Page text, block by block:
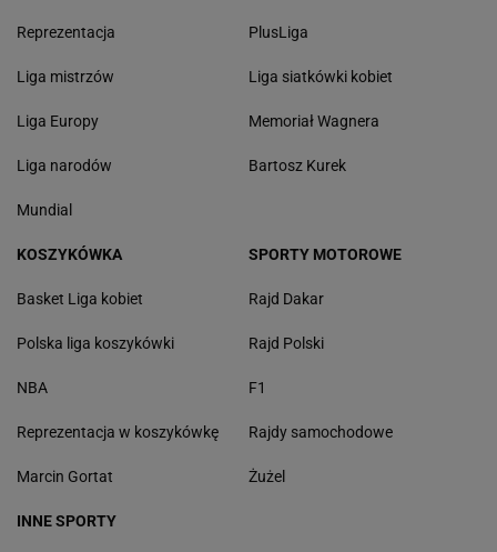
Reprezentacja
Liga mistrzów
Liga Europy
Liga narodów
Mundial
PlusLiga
Liga siatkówki kobiet
Memoriał Wagnera
Bartosz Kurek
KOSZYKÓWKA
Basket Liga kobiet
Polska liga koszykówki
NBA
Reprezentacja w koszykówkę
Marcin Gortat
SPORTY MOTOROWE
Rajd Dakar
Rajd Polski
F1
Rajdy samochodowe
Żużel
INNE SPORTY